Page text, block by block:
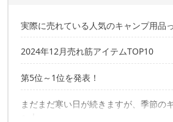
実際に売れている人気のキャンプ用品
2024年12月売れ筋アイテムTOP10
第10位：POY トラッシュポーチ
第9位：オピネル シェフナイフ＆プロテ
第8位：OUTDOOR PRODUCTS 裏ボアカ
第5位～1位を発表！
第5位：TOMOUNT G moon-TC
まだまだ寒い日が続きますが、季節の